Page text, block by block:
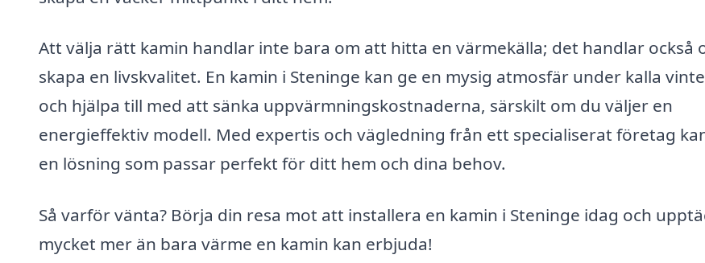
Att välja rätt kamin handlar inte bara om att hitta en värmekälla; det handlar också
skapa en livskvalitet. En kamin i Steninge kan ge en mysig atmosfär under kalla
och hjälpa till med att sänka uppvärmningskostnaderna, särskilt om du väljer en
energieffektiv modell. Med expertis och vägledning från ett specialiserat företag
en lösning som passar perfekt för ditt hem och dina behov.
Så varför vänta? Börja din resa mot att installera en kamin i Steninge idag och
mycket mer än bara värme en kamin kan erbjuda!